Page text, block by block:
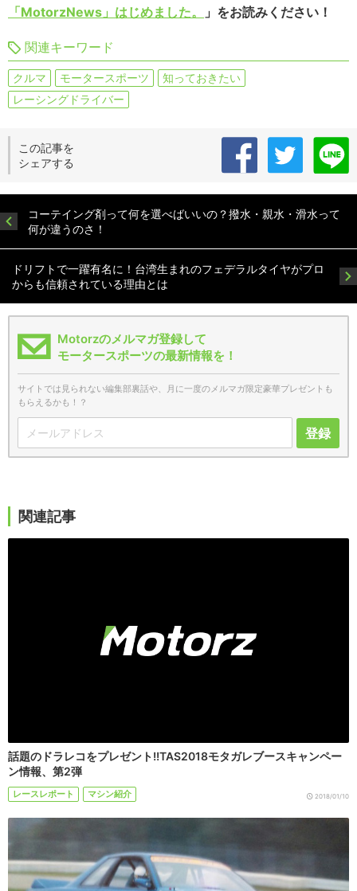
「MotorzNews」はじめました。 」をお読みください！
関連キーワード
クルマ モータースポーツ
知っておきたい
レーシングドライバー
この記事を
シェアする
コーテイング剤って何を選べばいいの？撥水・親水・滑水って
何が違うのさ！
ドリフトで一躍有名に！台湾生まれのフェデラルタイヤがプロ
からも信頼されている理由とは
Motorzのメルマガ登録して
モータースポーツの最新情報を！
サイトでは見られない編集部裏話や、月に一度のメルマガ限定豪華プレゼントも
もらえるかも！？
登録
関連記事
話題のドラレコをプレゼント!!TAS2018モタガレブースキャンペー
ン情報、第2弾
レースレポート マシン紹介 2018/01/10